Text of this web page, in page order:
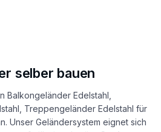
selber bauen
Balkongeländer Edelstahl,
Treppengeländer Edelstahl für
Unser Geländersystem eignet sich